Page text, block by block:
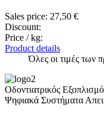
Sales price: 27,50 €
Discount:
Price / kg:
Product details
Όλες οι τιμές των
Οδοντιατρικός
Ψηφιακά Συστήματα